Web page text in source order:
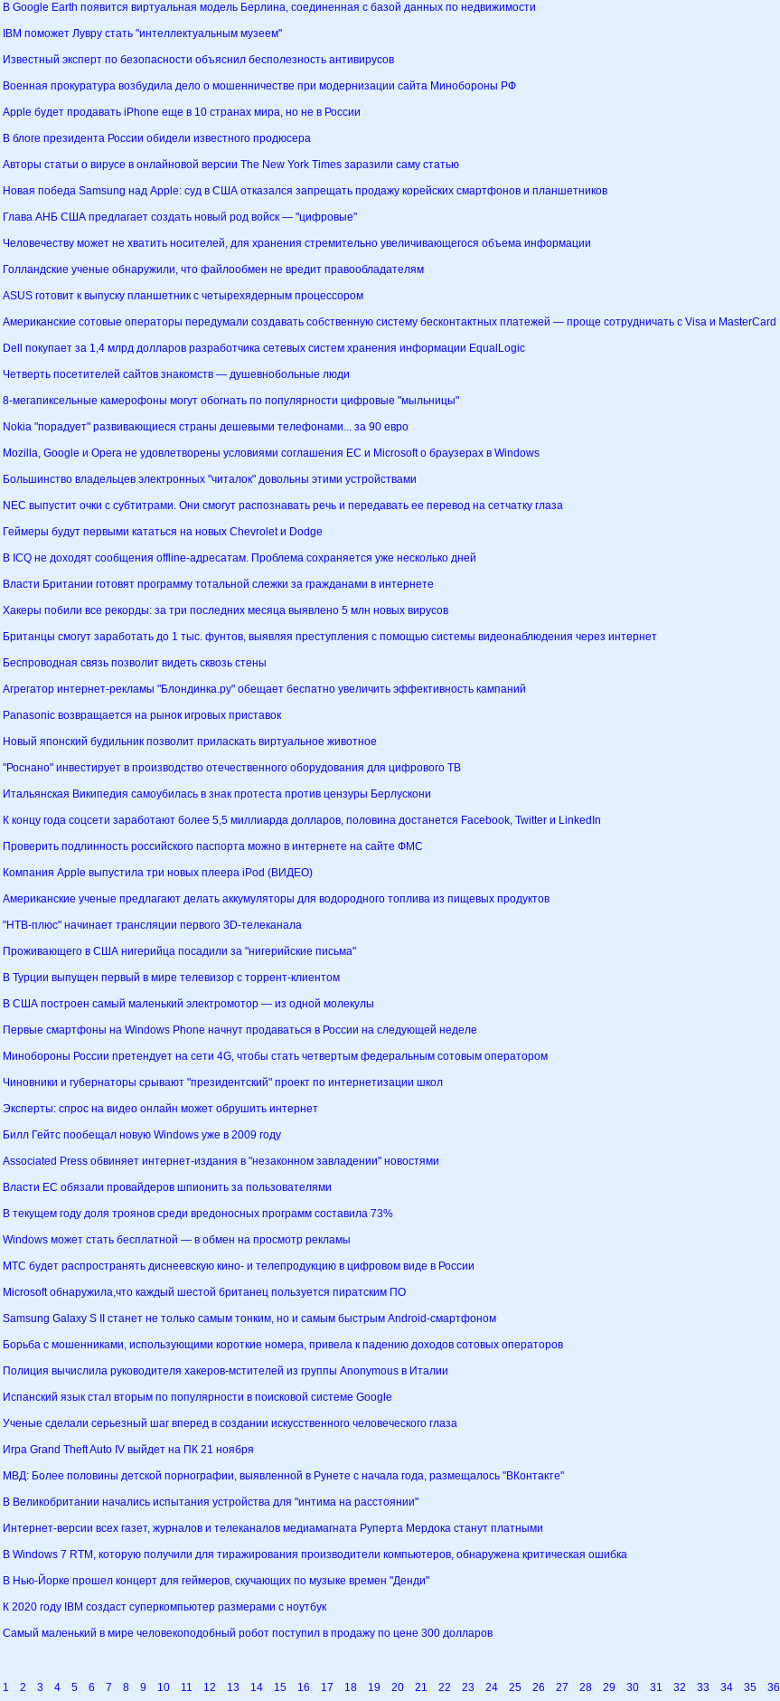
В Google Earth появится виртуальная модель Берлина, соединенная с базой данных по недвижимости
IBM поможет Лувру стать "интеллектуальным музеем"
Известный эксперт по безопасности объяснил бесполезность антивирусов
Военная прокуратура возбудила дело о мошенничестве при модернизации сайта Минобороны РФ
Apple будет продавать iPhone еще в 10 странах мира, но не в России
В блоге президента России обидели известного продюсера
Авторы статьи о вирусе в онлайновой версии The New York Times заразили саму статью
Новая победа Samsung над Apple: суд в США отказался запрещать продажу корейских смартфонов и планшетников
Глава АНБ США предлагает создать новый род войск — "цифровые"
Человечеству может не хватить носителей, для хранения стремительно увеличивающегося объема информации
Голландские ученые обнаружили, что файлообмен не вредит правообладателям
ASUS готовит к выпуску планшетник с четырехядерным процессором
Американские сотовые операторы передумали создавать собственную систему бесконтактных платежей — проще сотрудничать с Visa и MasterCard
Dell покупает за 1,4 млрд долларов разработчика сетевых систем хранения информации EqualLogic
Четверть посетителей сайтов знакомств — душевнобольные люди
8-мегапиксельные камерофоны могут обогнать по популярности цифровые "мыльницы"
Nokia "порадует" развивающиеся страны дешевыми телефонами... за 90 евро
Mozilla, Google и Opera не удовлетворены условиями соглашения ЕС и Microsoft о браузерах в Windows
Большинство владельцев электронных "читалок" довольны этими устройствами
NEC выпустит очки с субтитрами. Они смогут распознавать речь и передавать ее перевод на сетчатку глаза
Геймеры будут первыми кататься на новых Chevrolet и Dodge
В ICQ не доходят сообщения offline-адресатам. Проблема сохраняется уже несколько дней
Власти Британии готовят программу тотальной слежки за гражданами в интернете
Хакеры побили все рекорды: за три последних месяца выявлено 5 млн новых вирусов
Британцы смогут заработать до 1 тыс. фунтов, выявляя преступления с помощью системы видеонаблюдения через интернет
Беспроводная связь позволит видеть сквозь стены
Агрегатор интернет-рекламы "Блондинка.ру" обещает беспатно увеличить эффективность кампаний
Panasonic возвращается на рынок игровых приставок
Новый японский будильник позволит приласкать виртуальное животное
"Роснано" инвестирует в производство отечественного оборудования для цифрового ТВ
Итальянская Википедия самоубилась в знак протеста против цензуры Берлускони
К концу года соцсети заработают более 5,5 миллиарда долларов, половина достанется Facebook, Twitter и LinkedIn
Проверить подлинность российского паспорта можно в интернете на сайте ФМС
Компания Apple выпустила три новых плеера iPod (ВИДЕО)
Американские ученые предлагают делать аккумуляторы для водородного топлива из пищевых продуктов
"НТВ-плюс" начинает трансляции первого 3D-телеканала
Проживающего в США нигерийца посадили за "нигерийские письма"
В Турции выпущен первый в мире телевизор с торрент-клиентом
В США построен самый маленький электромотор — из одной молекулы
Первые смартфоны на Windows Phone начнут продаваться в России на следующей неделе
Минобороны России претендует на сети 4G, чтобы стать четвертым федеральным сотовым оператором
Чиновники и губернаторы срывают "президентский" проект по интернетизации школ
Эксперты: спрос на видео онлайн может обрушить интернет
Билл Гейтс пообещал новую Windows уже в 2009 году
Associated Press обвиняет интернет-издания в "незаконном завладении" новостями
Власти ЕС обязали провайдеров шпионить за пользователями
В текущем году доля троянов среди вредоносных программ составила 73%
Windows может стать бесплатной — в обмен на просмотр рекламы
МТС будет распространять диснеевскую кино- и телепродукцию в цифровом виде в России
Microsoft обнаружила,что каждый шестой британец пользуется пиратским ПО
Samsung Galaxy S II станет не только самым тонким, но и самым быстрым Android-смартфоном
Борьба с мошенниками, использующими короткие номера, привела к падению доходов сотовых операторов
Полиция вычислила руководителя хакеров-мстителей из группы Anonymous в Италии
Испанский язык стал вторым по популярности в поисковой системе Google
Ученые сделали серьезный шаг вперед в создании искусственного человеческого глаза
Игра Grand Theft Auto IV выйдет на ПК 21 ноября
МВД: Более половины детской порнографии, выявленной в Рунете с начала года, размещалось "ВКонтакте"
В Великобритании начались испытания устройства для "интима на расстоянии"
Интернет-версии всех газет, журналов и телеканалов медиамагната Руперта Мердока станут платными
В Windows 7 RTM, которую получили для тиражирования производители компьютеров, обнаружена критическая ошибка
В Нью-Йорке прошел концерт для геймеров, скучающих по музыке времен "Денди"
К 2020 году IBM создаст суперкомпьютер размерами с ноутбук
Самый маленький в мире человекоподобный робот поступил в продажу по цене 300 долларов
1 2 3 4 5 6 7 8 9 10 11 12 13 14 15 16 17 18 19 20 21 22 23 24 25 26 27 28 29 30 31 32 33 34 35 36